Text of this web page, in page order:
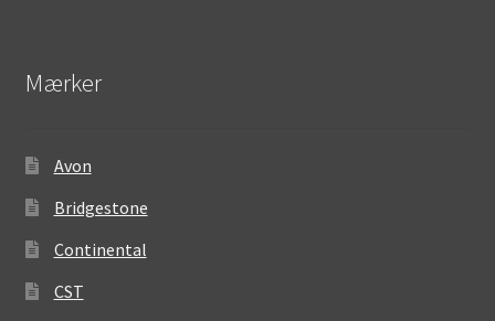
Mærker
Avon
Bridgestone
Continental
CST